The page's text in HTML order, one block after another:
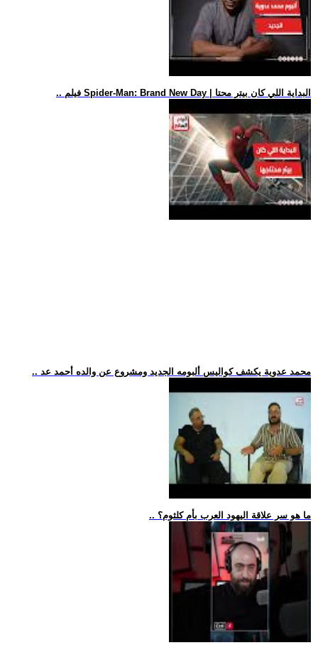
.. فيلم Spider-Man: Brand New Day | البداية اللي كان بيتر محتا
.. محمد عدوية يكشف كواليس ألبومه الجديد ومشروع عن والده أحمد عد
.. ما هو سر علاقة اليهود العرب بأم كلثوم؟